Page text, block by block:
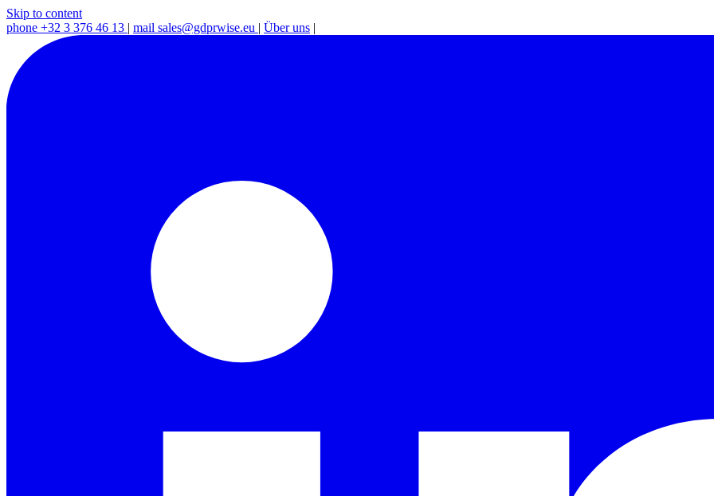
Skip to content
phone +32 3 376 46 13 | mail sales@gdprwise.eu | Über uns |